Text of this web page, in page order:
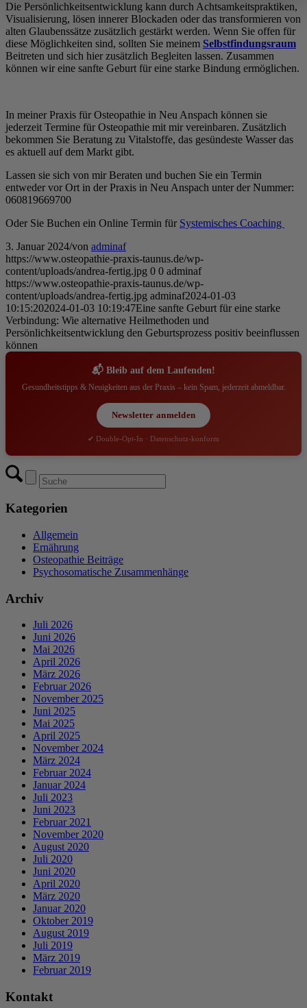
Die Persönlichkeitsentwicklung kann durch Achtsamkeitspraktiken,
Visualisierung, lösen innerer Blockaden oder das transformieren von
alten Glaubenssätze zusätzlich gestärkt werden. Wenn Sie offen für
diese Möglichkeiten sind, sollten Sie meinem Selbstfindungsraum
Beitreten und sich hier zusätzlich Begleiten lassen. Zusammen
können wir eine sanfte Geburt für eine starke Bindung ermöglichen.
In meiner Praxis für Osteopathie in Neu Anspach können sie
jederzeit Termine für Osteopathie mit mir vereinbaren. Zusätzlich
bekommen Sie Beratung zu Vitalstoffe, das gesündeste Wasser das
es aktuell auf dem Markt gibt.
Lassen sie sich von mir Beraten und buchen Sie ein Termin
entweder vor Ort in der Praxis in Neu Anspach unter der Nummer:
060819669700
Oder Sie Buchen ein Online Termin für Systemisches Coaching
3. Januar 2024/von adminaf
https://www.osteopathie-praxis-taunus.de/wp-
content/uploads/andrea-fertig.jpg 0 0 adminaf
https://www.osteopathie-praxis-taunus.de/wp-
content/uploads/andrea-fertig.jpg adminaf2024-01-03
10:15:202024-01-03 10:19:47Eine sanfte Geburt für eine starke
Verbindung: Wie alternative Heilmethoden und
Persönlichkeitsentwicklung den Geburtsprozess positiv beeinflussen
können
📬 Bleib auf dem Laufenden!
Gesundheitstipps & Neuigkeiten aus der Praxis – kein Spam, jederzeit abmeldbar.
Newsletter anmelden
✔ Double-Opt-In · Datenschutz-konform
Kategorien
Allgemein
Ernährung
Osteopathie Beiträge
Psychosomatische Zusammenhänge
Archiv
Juli 2026
Juni 2026
Mai 2026
April 2026
März 2026
Februar 2026
November 2025
Juni 2025
Mai 2025
April 2025
November 2024
März 2024
Februar 2024
Januar 2024
Juli 2023
Juni 2023
Februar 2021
November 2020
August 2020
Juli 2020
Juni 2020
April 2020
März 2020
Januar 2020
Oktober 2019
August 2019
Juli 2019
März 2019
Februar 2019
Kontakt